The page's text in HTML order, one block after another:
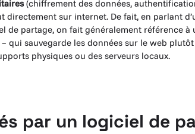
(chiffrement des données,
directement sur internet. De fait, en parlant
de partage, on fait généralement référence à
qui sauvegarde les données sur le web
physiques ou des serveurs locaux.
par un logiciel de